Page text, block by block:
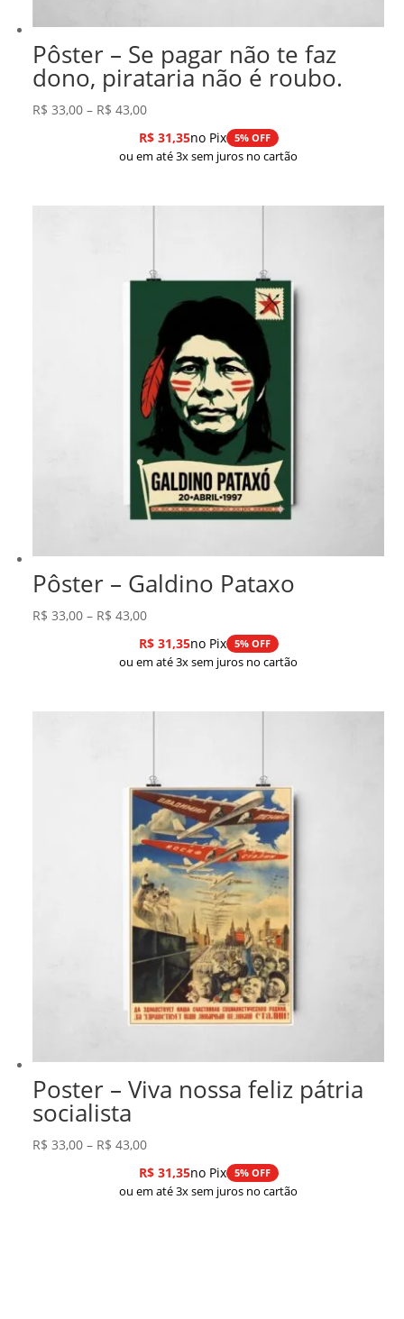
Pôster – Se pagar não te faz
dono, pirataria não é roubo.
R$ 33,00 – R$ 43,00Faixa
de
preço:
através
R$31,35no Pix 5% OFF
ou em até 3x sem juros no cartão
Pôster – Galdino Pataxo
R$ 33,00 – R$ 43,00Faixa
de
preço:
através
R$31,35no Pix 5% OFF
ou em até 3x sem juros no cartão
Poster – Viva nossa feliz pátria
socialista
R$ 33,00 – R$ 43,00Faixa
de
preço:
R$31,35no Pix 5% OFF
ou em até 3x sem juros no cartão